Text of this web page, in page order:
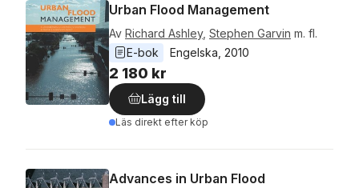
Urban Flood Management
Av Richard Ashley, Stephen Garvin m. fl.
E-bok
Engelska 2010
2 180 kr
Lägg till
Läs direkt efter köp
Advances in Urban Flood